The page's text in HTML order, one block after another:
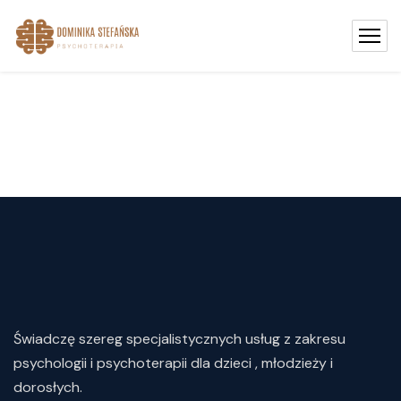
Świadczęszeregspecjalistycznych usług z zakresu
psychologii i psychoterapii dla dzieci , młodzieży i
dorosłych.